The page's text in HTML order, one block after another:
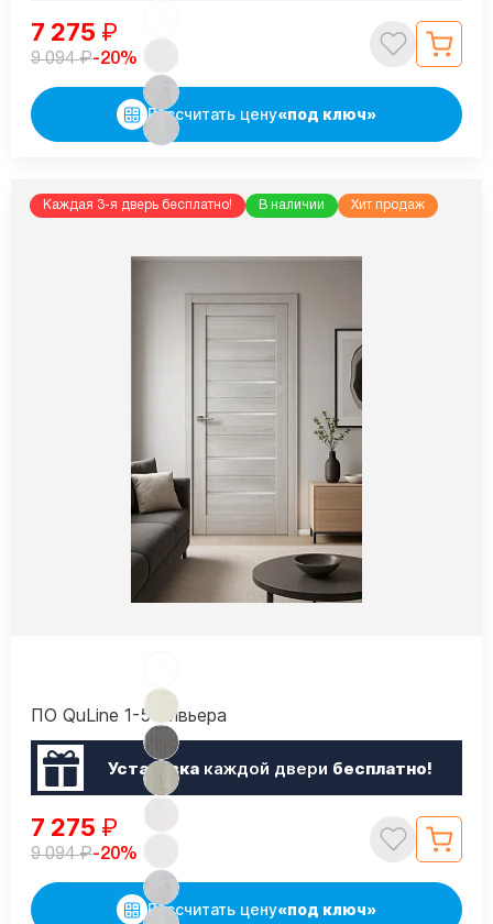
7 275 ₽
9 094₽-20%
Рассчитать цену«под ключ»
Каждая 3-я дверь бесплатно! В наличии Хит продаж
ПО QuLine 1-5 Ривьера
Установкакаждой двери бесплатно!
7 275 ₽
9 094₽-20%
Рассчитать цену«под ключ»